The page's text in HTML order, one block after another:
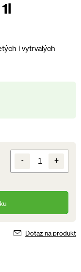
i vytrvalých
Dotaz na produkt